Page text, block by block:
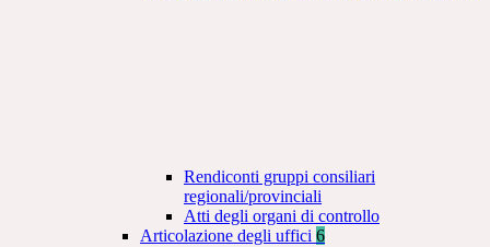
Rendiconti gruppi consiliari
regionali/provinciali
Atti degli organi di controllo
Articolazione degli uffici 6